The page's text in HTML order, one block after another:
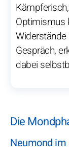
Optimismus
Gespräch,
dabei
Die
Neumond